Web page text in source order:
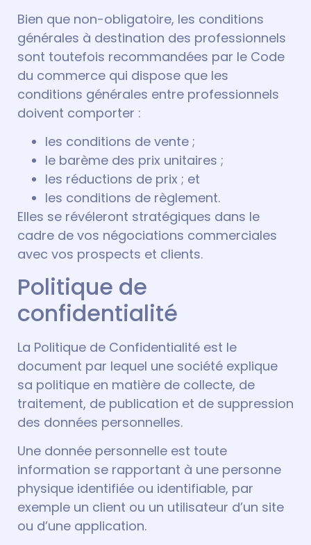
Bien que non-obligatoire, les conditions
générales à destination des professionnels
sont toutefois recommandées par le Code
du commerce qui dispose que les
conditions générales entre professionnels
doivent comporter :
les conditions de vente ;
le barème des prix unitaires ;
les réductions de prix ; et
les conditions de règlement.
Elles se révéleront stratégiques dans le
cadre de vos négociations commerciales
avec vos prospects et clients.
Politique de
confidentialité
La Politique de Confidentialité est le
document par lequel une société explique
sa politique en matière de collecte, de
traitement, de publication et de suppression
des données personnelles.
Une donnée personnelle est toute
information se rapportant à une personne
physique identifiée ou identifiable, par
exemple un client ou un utilisateur d’un site
ou d’une application.